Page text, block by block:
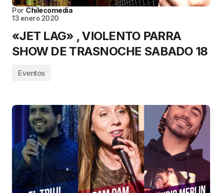
Por Chilecomedia
13 enero 2020
«JET LAG» , VIOLENTO PARRA
SHOW DE TRASNOCHE SABADO 18
Eventos